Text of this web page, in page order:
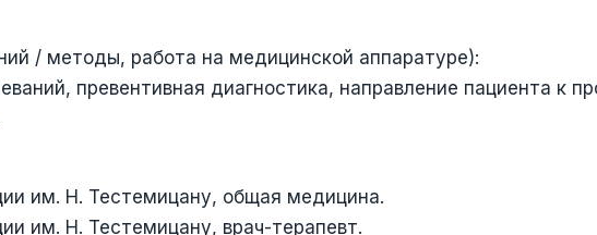
/ методы, работа на медицинской аппаратуре):
превентивная диагностика, направление пациента к
им. Н. Тестемицану, общая медицина.
им. Н. Тестемицану, врач-терапевт.